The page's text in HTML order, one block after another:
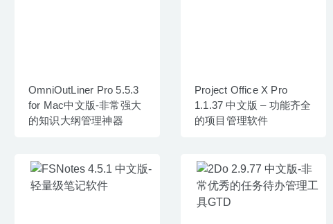
OmniOutLiner Pro 5.5.3
for Mac中文版-非常强大
的知识大纲管理神器
Project Office X Pro
1.1.37 中文版 – 功能齐全
的项目管理软件